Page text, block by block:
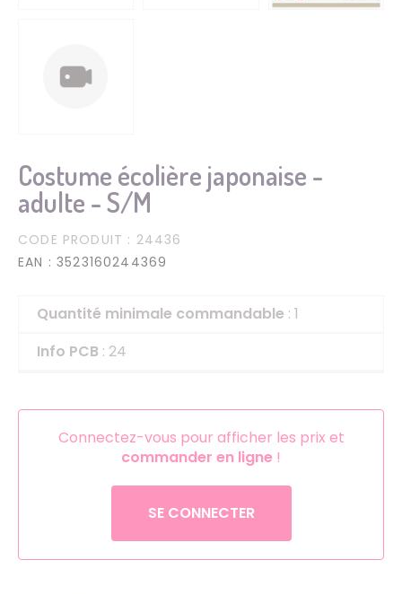
Costume écolière japonaise -
adulte - S/M
CODE PRODUIT : 24436
EAN : 3523160244369
Quantité minimale commandable : 1
Info PCB : 24
Connectez-vous pour afficher les prix et
commander en ligne !
SE CONNECTER